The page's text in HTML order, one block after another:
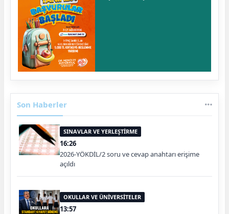
Son Haberler
SINAVLAR VE YERLEŞTİRME
16:26
2026-YÖKDİL/2 soru ve cevap anahtarı erişime
açıldı
OKULLAR VE ÜNİVERSİTELER
13:57